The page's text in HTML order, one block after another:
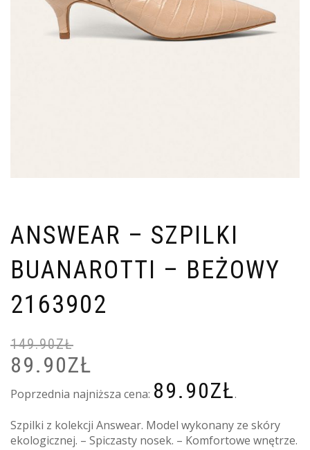
ANSWEAR – SZPILKI
BUANAROTTI – BEŻOWY
2163902
149.90ZŁ
PIERWOTNA
CENA
149.90ZŁ.
89.90ZŁ
Poprzednia najniższa cena: 89.90ZŁ.
Szpilki z kolekcji Answear. Model wykonany ze skóry
ekologicznej. – Spiczasty nosek. – Komfortowe wnętrze.